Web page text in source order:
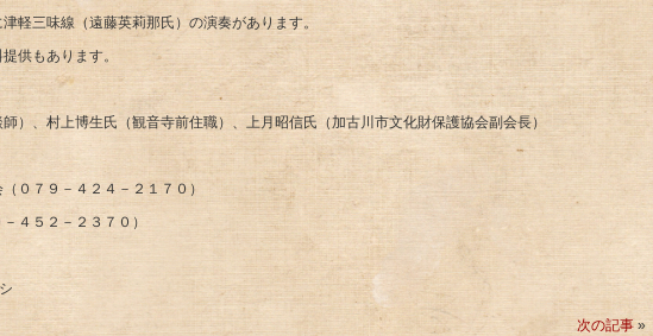
（遠藤英莉那氏）の演奏があります。
あります。
）、村上博生氏（観音寺前住職）、上月昭信氏（加古川市文化財保護協会副会長）
０７９－４２４－２１７０）
－２３７０）
次の記事»